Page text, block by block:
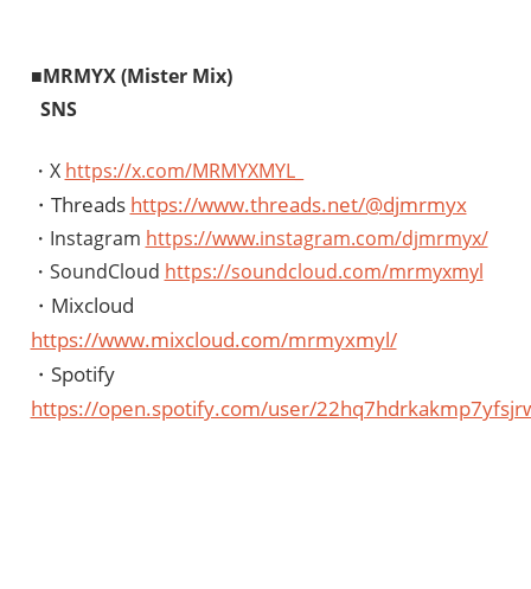
■MRMYX (Mister Mix)
SNS
・X https://x.com/MRMYXMYL_
・Threads https://www.threads.net/@djmrmyx
・Instagram https://www.instagram.com/djmrmyx/
・SoundCloud https://soundcloud.com/mrmyxmyl
・Mixcloud
https://www.mixcloud.com/mrmyxmyl/
・Spotify
https://open.spotify.com/user/